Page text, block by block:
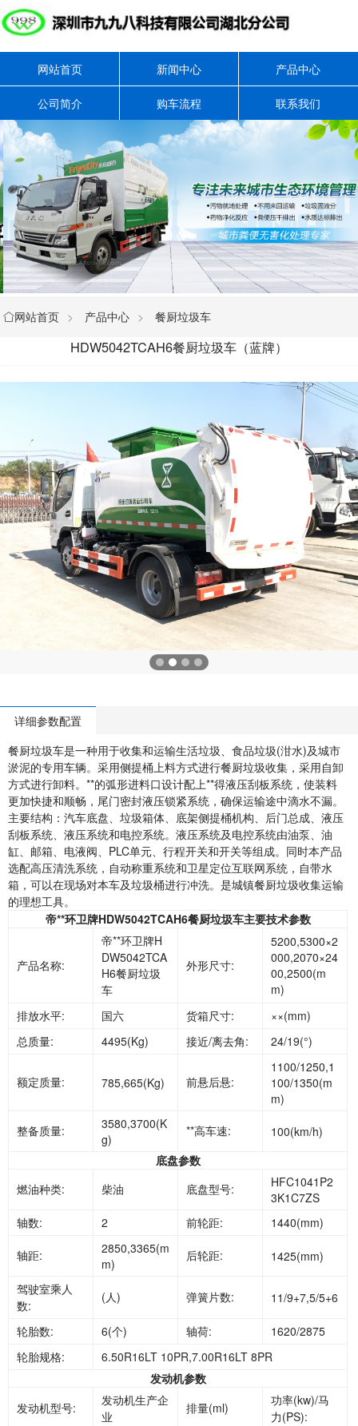
网站首页 新闻中心 产品中心
公司简介 购车流程 联系我们
网站首页 > 产品中心 > 餐厨垃圾车
HDW5042TCAH6餐厨垃圾车（蓝牌）
详细参数配置
餐厨垃圾车是一种用于收集和运输生活垃圾、食品垃圾(泔水)及城市
淤泥的专用车辆。采用侧提桶上料方式进行餐厨垃圾收集，采用自卸
方式进行卸料。**的弧形进料口设计配上**得液压刮板系统，使装料
更加快捷和顺畅，尾门密封液压锁紧系统，确保运输途中滴水不漏。
主要结构：汽车底盘、垃圾箱体、底架侧提桶机构、后门总成、液压
刮板系统、液压系统和电控系统。液压系统及电控系统由油泵、油
缸、邮箱、电液阀、PLC单元、行程开关和开关等组成。同时本产品
选配高压清洗系统，自动称重系统和卫星定位互联网系统，自带水
箱，可以在现场对本车及垃圾桶进行冲洗。是城镇餐厨垃圾收集运输
的理想工具。
帝**环卫牌HDW5042TCAH6餐厨垃圾车主要技术参数
产品名称:
帝**环卫牌H
DW5042TCA
H6餐厨垃圾
车
外形尺寸:
5200,5300×2
000,2070×24
00,2500(m
m)
排放水平:
国六 货箱尺寸:
××(mm)
总质量:
4495(Kg) 接近/离去角: 24/19(°)
额定质量: 785,665(Kg) 前悬后悬:
1100/1250,1
100/1350(m
m)
整备质量:
3580,3700(K
g)
**高车速:
100(km/h)
底盘参数
燃油种类:
柴油 底盘型号:
HFC1041P2
3K1C7ZS
轴数:
2 前轮距: 1440(mm)
轴距:
2850,3365(m
m)
后轮距: 1425(mm)
驾驶室乘人
数:
(人) 弹簧片数: 11/9+7,5/5+6
轮胎数: 6(个) 轴荷:
1620/2875
轮胎规格:
6.50R16LT 10PR,7.00R16LT 8PR
发动机参数
发动机型号:
发动机生产企
业
排量(ml)
功率(kw)/马
力(PS):